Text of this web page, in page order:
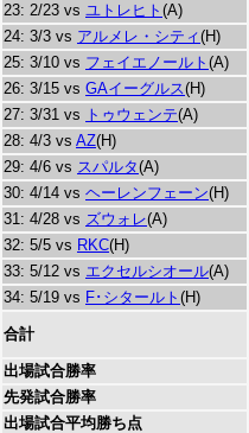
23: 2/23 vs ユトレヒト (A)
24: 3/3 vs アルメレ・シティ(H)
25: 3/10 vs フェイエノールト (A)
26: 3/15 vs GAイーグルス(H)
27: 3/31 vs トゥウェンテ(A)
28: 4/3 vs AZ(H)
29: 4/6 vs スパルタ(A)
30: 4/14 vs ヘーレンフェーン(H)
31: 4/28 vs ズウォレ(A)
32: 5/5 vs RKC(H)
33: 5/12 vs エクセルシオール(A)
34: 5/19 vs F･シタールト (H)
合計
出場試合勝率
先発試合勝率
出場試合平均勝ち点